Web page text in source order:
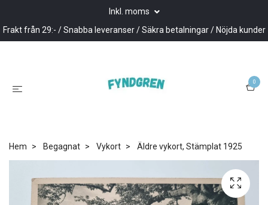
Inkl. moms
Frakt från 29:- / Snabba leveranser / Säkra betalningar / Nöjda kunder
0
Hem Begagnat Vykort Äldre vykort, Stämplat 1925